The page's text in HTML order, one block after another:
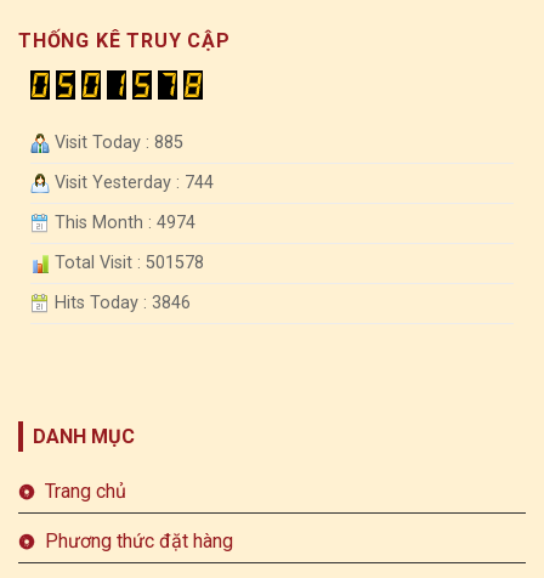
THỐNG KÊ TRUY CẬP
Visit Today : 885
Visit Yesterday : 744
This Month : 4974
Total Visit : 501578
Hits Today : 3846
DANH MỤC
Trang chủ
Phương thức đặt hàng